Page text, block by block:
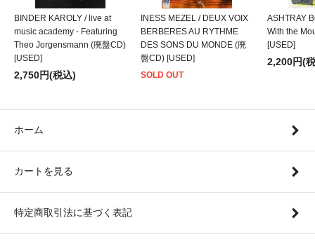
BINDER KAROLY / live at
music academy - Featuring
Theo Jorgensmann (廃盤CD)
[USED]
2,750円(税込)
INESS MEZEL / DEUX VOIX
BERBERES AU RYTHME
DES SONS DU MONDE (廃
盤CD) [USED]
SOLD OUT
ASHTRAY
With the
[USED]
2,200円(
ホーム
カートを見る
特定商取引法に基づく表記